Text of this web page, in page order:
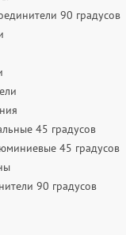
90 градусов
45 градусов
45 градусов
90 градусов